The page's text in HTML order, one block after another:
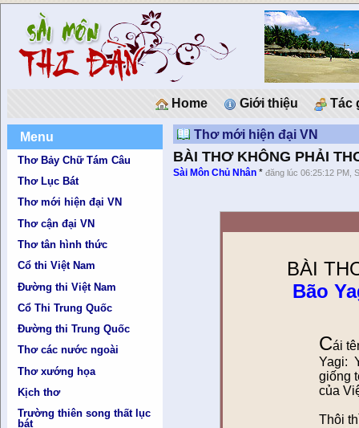
Home Giới thiệu Tác
Menu
Thơ Bảy Chữ Tám Câu
Thơ Lục Bát
Thơ mới hiện đại VN
Thơ cận đại VN
Thơ tân hình thức
Cổ thi Việt Nam
Đường thi Việt Nam
Cổ Thi Trung Quốc
Đường thi Trung Quốc
Thơ các nước ngoài
Thơ xướng họa
Kịch thơ
Trường thiên song thất lục
bát
Thơ mới hiện đại VN
BÀI THƠ KHÔNG PHẢI
Sài Môn Chủ Nhân *đăng lúc 06:25:12 PM,
BÀI
Bão
Cái
Yagi:
giống
của
Thôi